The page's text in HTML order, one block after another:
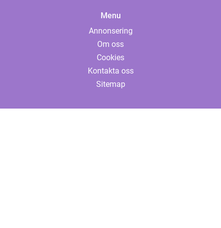
Menu
Annonsering
Om oss
Cookies
Kontakta oss
Sitemap